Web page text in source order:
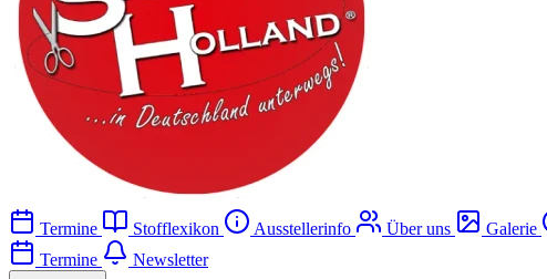
Termine Stofflexikon Ausstellerinfo Über uns Galerie
Termine
Newsletter